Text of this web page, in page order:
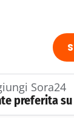
Sora24
preferita